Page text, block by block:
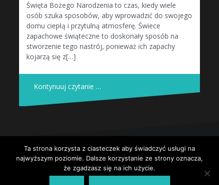
Święta Bożego Narodzenia to czas, kiedy wiele
osób szuka sposobów, aby wprowadzić do swojego
domu ciepłą i przytulną atmosferę. Świece
zapachowe świąteczne to doskonały sposób na
stworzenie tego nastrój, ponieważ ich zapachy
kojarzą się z[…]
Kontynuuj czytanie …
Dumnie wspierane przez WordPressa|Szablon:Obliqueby
Themeisle.
Ta strona korzysta z ciasteczek aby świadczyć usługi na
najwyższym poziomie. Dalsze korzystanie ze strony oznacza,
że zgadzasz się na ich użycie.